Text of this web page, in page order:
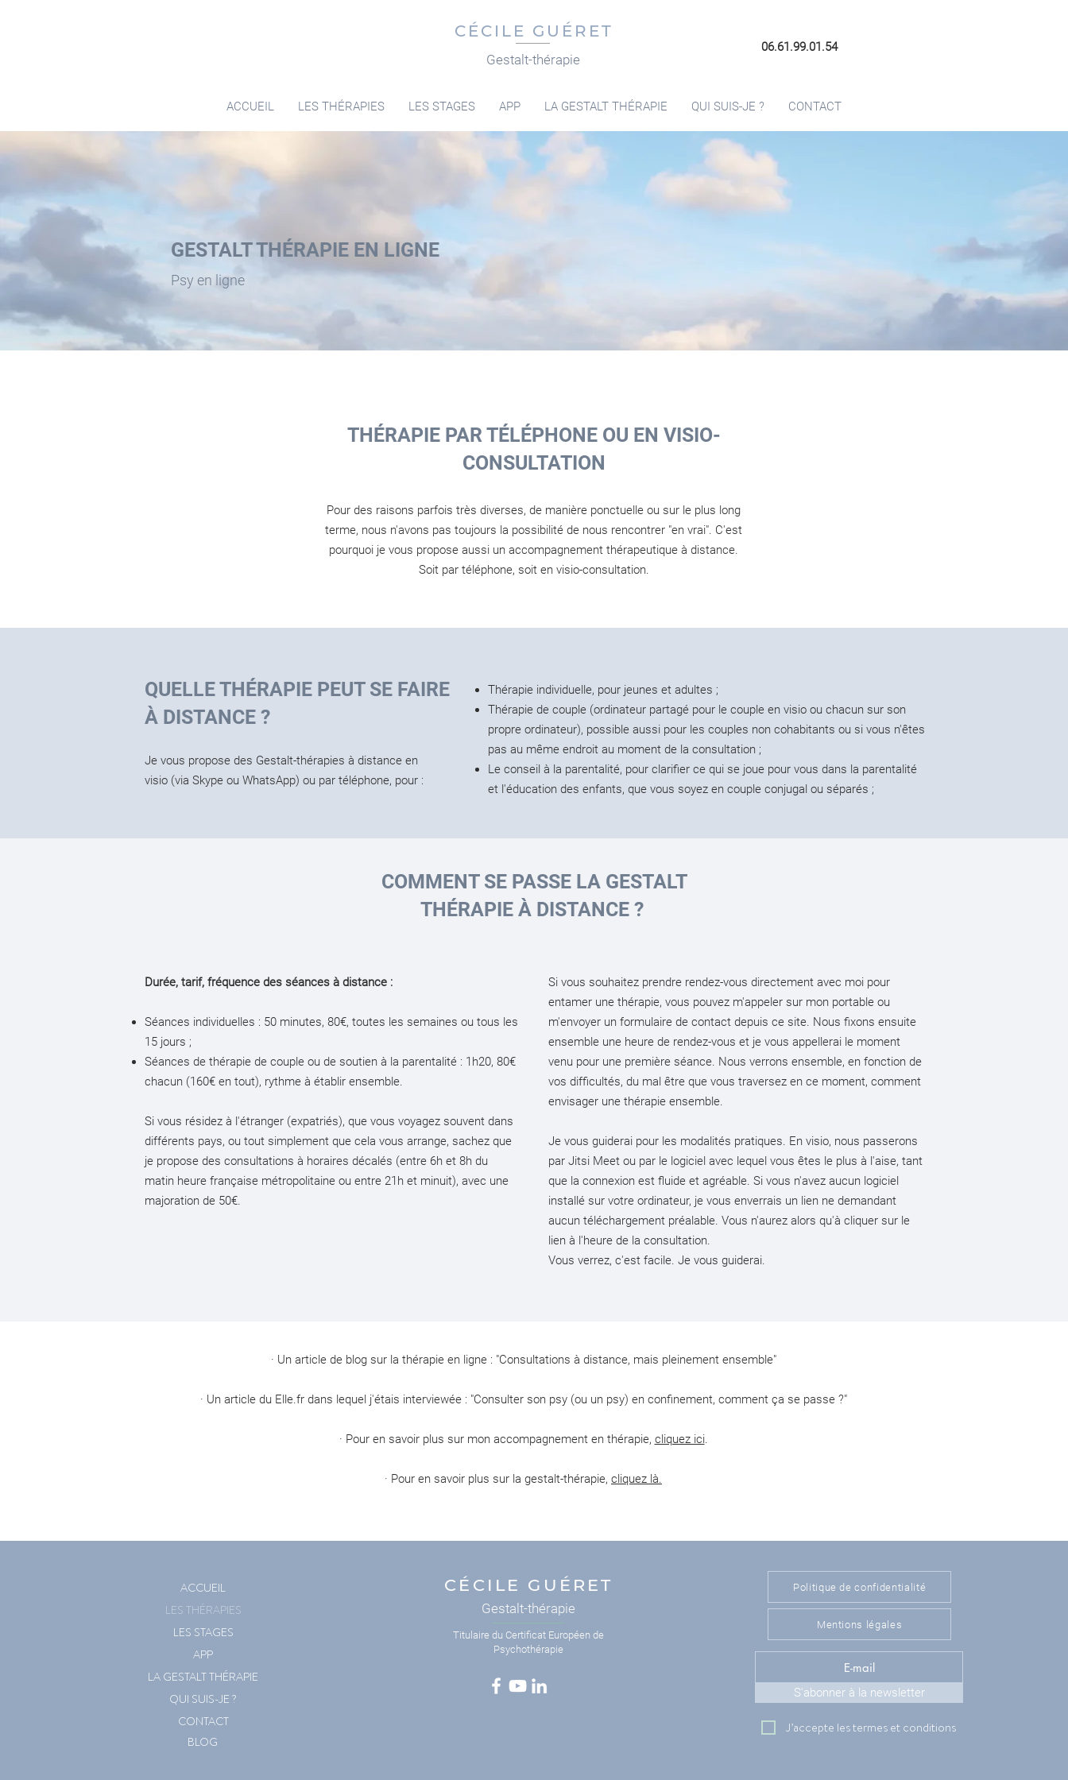
CÉCILE GUÉRET
Gestalt-thérapie
06.61.99.01.54
ACCUEIL LES THÉRAPIES LES STAGES APP LA GESTALT THÉRAPIE QUI SUIS-JE ? CONTACT
GESTALT THÉRAPIE EN LIGNE
Psy en ligne
THÉRAPIE PAR TÉLÉPHONE OU EN VISIO-
CONSULTATION
Pour des raisons parfois très diverses, de manière ponctuelle ou sur le plus long
terme, nous n'avons pas toujours la possibilité de nous rencontrer "en vrai". C'est
pourquoi je vous propose aussi un accompagnement thérapeutique à distance.
Soit par téléphone, soit en visio-consultation.
QUELLE THÉRAPIE PEUT SE FAIRE
À DISTANCE ?
Je vous propose des Gestalt-thérapies à distance en
visio (via Skype ou WhatsApp) ou par téléphone, pour :
Thérapie individuelle, pour jeunes et adultes ;
Thérapie de couple (ordinateur partagé pour le couple en visio ou chacun sur son
propre ordinateur), possible aussi pour les couples non cohabitants ou si vous n'êtes
pas au même endroit au moment de la consultation ;
Le conseil à la parentalité, pour clarifier ce qui se joue pour vous dans la parentalité
et l'éducation des enfants, que vous soyez en couple conjugal ou séparés ;
COMMENT SE PASSE LA GESTALT
THÉRAPIE À DISTANCE ?
Durée, tarif, fréquence des séances à distance :
Séances individuelles : 50 minutes, 80€, toutes les semaines ou tous les
15 jours ;
Séances de thérapie de couple ou de soutien à la parentalité : 1h20, 80€
chacun (160€ en tout), rythme à établir ensemble.
Si vous résidez à l'étranger (expatriés), que vous voyagez souvent dans
différents pays, ou tout simplement que cela vous arrange, sachez que
je propose des consultations à horaires décalés (entre 6h et 8h du
matin heure française métropolitaine ou entre 21h et minuit), avec une
majoration de 50€.
Si vous souhaitez prendre rendez-vous directement avec moi pour
entamer une thérapie, vous pouvez m'appeler sur mon portable ou
m'envoyer un formulaire de contact depuis ce site. Nous fixons ensuite
ensemble une heure de rendez-vous et je vous appellerai le moment
venu pour une première séance. Nous verrons ensemble, en fonction de
vos difficultés, du mal être que vous traversez en ce moment, comment
envisager une thérapie ensemble.
Je vous guiderai pour les modalités pratiques. En visio, nous passerons
par Jitsi Meet ou par le logiciel avec lequel vous êtes le plus à l'aise, tant
que la connexion est fluide et agréable. Si vous n'avez aucun logiciel
installé sur votre ordinateur, je vous enverrais un lien ne demandant
aucun téléchargement préalable. Vous n'aurez alors qu'à cliquer sur le
lien à l'heure de la consultation.
Vous verrez, c'est facile. Je vous guiderai.
· Un article de blog sur la thérapie en ligne : "Consultations à distance, mais pleinement ensemble"
· Un article du Elle.fr dans lequel j'étais interviewée : "Consulter son psy (ou un psy) en confinement, comment ça se passe ?"
· Pour en savoir plus sur mon accompagnement en thérapie, cliquez ici.
· Pour en savoir plus sur la gestalt-thérapie, cliquez là.
ACCUEIL
LES THÉRAPIES
LES STAGES
APP
LA GESTALT THÉRAPIE
QUI SUIS-JE ?
CONTACT
BLOG
CÉCILE GUÉRET
Gestalt-thérapie
Titulaire du Certificat Européen de
Psychothérapie
Politique de confidentialité
Mentions légales
S'abonner à la newsletter
J’accepte les termes et conditions